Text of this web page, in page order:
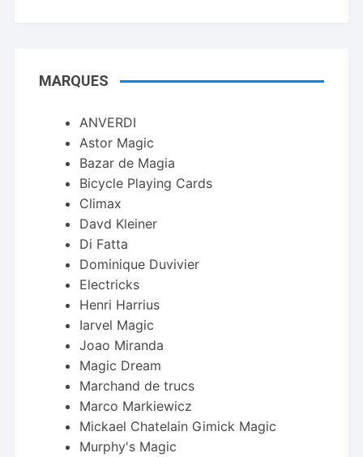
MARQUES
ANVERDI
Astor Magic
Bazar de Magia
Bicycle Playing Cards
Climax
Davd Kleiner
Di Fatta
Dominique Duvivier
Electricks
Henri Harrius
Iarvel Magic
Joao Miranda
Magic Dream
Marchand de trucs
Marco Markiewicz
Mickael Chatelain Gimick Magic
Murphy's Magic